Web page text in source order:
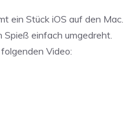
ein Stück iOS auf den Mac.
Spieß einfach umgedreht.
Video: